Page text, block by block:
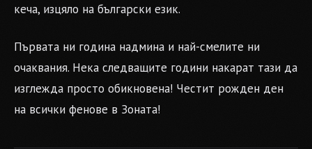
кеча, изцяло на български език.
Първата ни година надмина и най-смелите ни
очаквания. Нека следващите години накарат тази да
изглежда просто обикновена! Честит рожден ден
на всички фенове в Зоната!